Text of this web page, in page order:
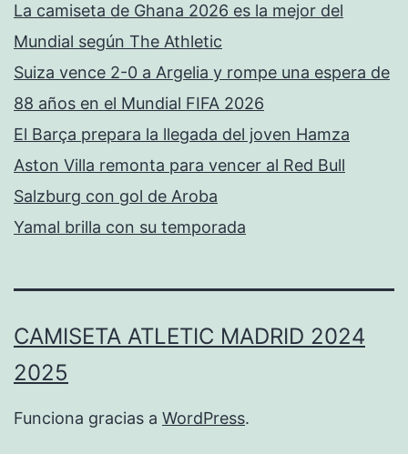
La camiseta de Ghana 2026 es la mejor del
Mundial según The Athletic
Suiza vence 2-0 a Argelia y rompe una espera de
88 años en el Mundial FIFA 2026
El Barça prepara la llegada del joven Hamza
Aston Villa remonta para vencer al Red Bull
Salzburg con gol de Aroba
Yamal brilla con su temporada
CAMISETA ATLETIC MADRID 2024
2025
Funciona gracias a WordPress.